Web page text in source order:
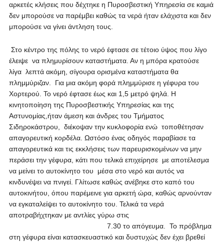
αρκετές κλήσεις που δέχτηκε η Πυροσβεστική Υπηρεσία σε καμιά
δεν μπορούσε να παρέμβει καθώς τα νερά ήταν ελάχιστα και δεν
μπορούσε να γίνει άντληση τους.
Στο κέντρο της πόλης το νερό έφτασε σε τέτοιο ύψος που λίγο
έλειψε να πλημυρίσουν καταστήματα. Αν η μπόρα κρατούσε
λίγα λεπτά ακόμη, σίγουρα ορισμένα καταστήματα θα
πλημμύριζαν. Για μια ακόμη φορά πλημμύρισε η γέφυρα του
Χορτερού. Το νερό έφτασε έως και 1,5 μετρό ψηλά. Η
κινητοποίηση της Πυροσβεστικής Υπηρεσίας και της
Αστυνομίας,ήταν άμεση και άνδρες του Τμήματος
Σιδηροκάστρου, διέκοψαν την κυκλοφορία ενώ τοποθέτησαν
απαγορευτική κορδέλα. Ωστόσο ένας οδηγός παραβίασε τα
απαγορευτικά και τις εκκλήσεις των παρευρισκομένων να μην
περάσει την γέφυρα, κάτι που τελικά επιχείρησε με αποτέλεσμα
να μείνει το αυτοκίνητο του μέσα στο νερό και αυτός να
κινδυνέψει να πνιγεί. Γλίτωσε καθώς ανέβηκε στο καπό του
αυτοκινήτου, όπου παρέμεινε για αρκετή ώρα, καθώς αρνούνταν
να εγκαταλείψει το αυτοκίνητο του. Τελικά τα νερά
αποτραβήχτηκαν με αντλίες γύρω στις
7.30 το απόγευμα. Το πρόβλημα
στη γέφυρα είναι κατασκευαστικό και δυστυχώς δεν έχει βρεθεί